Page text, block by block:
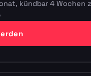
kündbar 4 Wochen